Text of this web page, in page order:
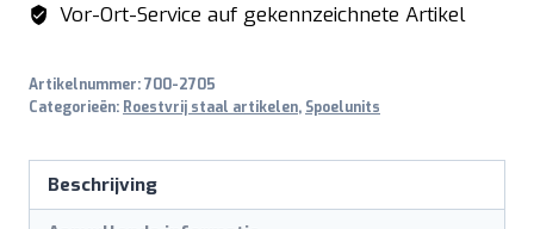
Vor-Ort-Service auf gekennzeichnete Artikel
Artikelnummer:700-2705
Categorieën: Roestvrij staal artikelen, Spoelunits
Beschrijving